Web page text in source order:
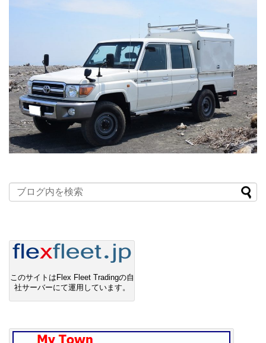
このサイトはFlex Fleet Tradingの自
社サーバーにて運用しています。